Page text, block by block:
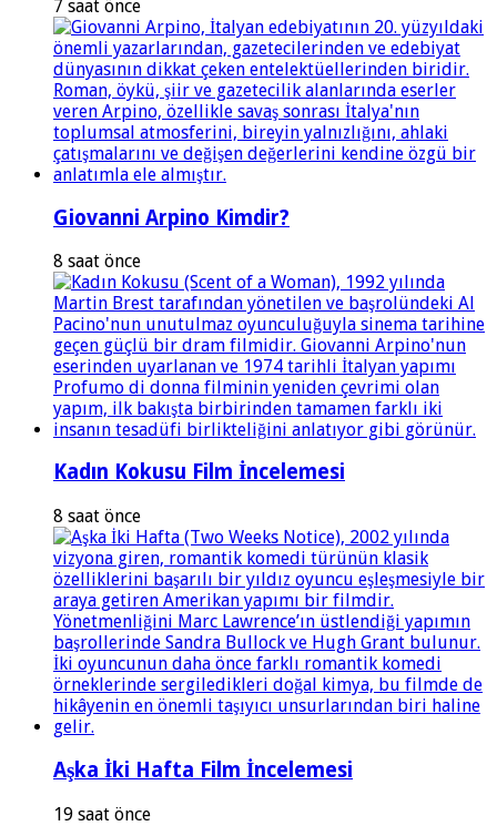
7 saat önce
Giovanni Arpino Kimdir?
8 saat önce
Kadın Kokusu Film İncelemesi
8 saat önce
Aşka İki Hafta Film İncelemesi
19 saat önce